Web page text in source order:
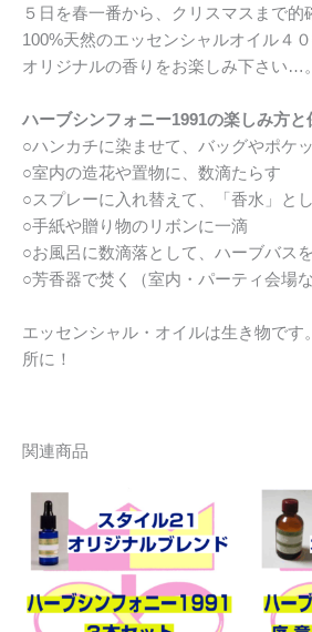
５日を春一番から、クリスマスまで的
100%天然のエッセンシャルオイル４
オリジナルの香りをお楽しみ下さい…。
ハーブシンフォニー1991の楽しみ方と
○ハンカチに染ませて、バッグやポケ
○室内の造花や置物に、数滴たらす
○スプレーに入れ替えて、「香水」と
○手紙や贈り物のリボンに一滴
○お風呂に数滴落として、ハーブバス
○芳香器で焚く（室内・パーティ会場な
エッセンシャル・オイルは生き物です
所に！
関連商品